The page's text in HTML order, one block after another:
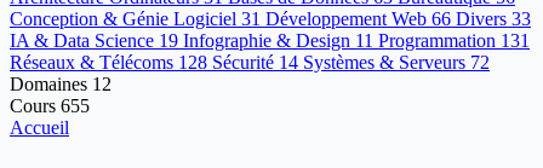
Conception & Génie Logiciel 31 Développement Web 66 Divers 33
IA & Data Science 19 Infographie & Design 11 Programmation 131
Réseaux & Télécoms 128 Sécurité 14 Systèmes & Serveurs 72
Domaines 12
Cours 655
Accueil